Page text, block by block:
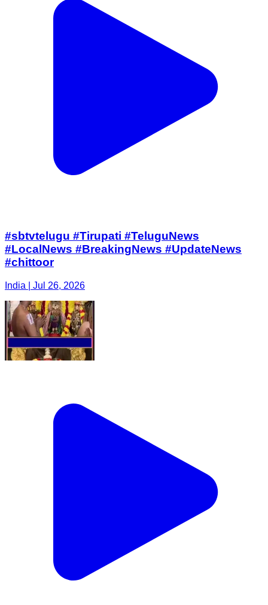
#sbtvtelugu #Tirupati #TeluguNews
#LocalNews #BreakingNews #UpdateNews
#chittoor
India | Jul 26, 2026